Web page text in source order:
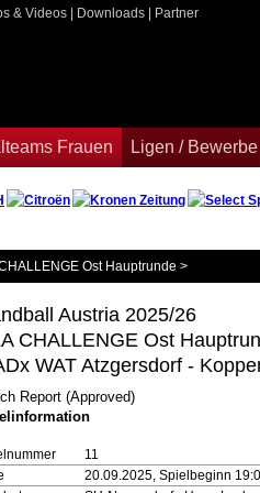
Frauen Ligen / Bewerbe
& Videos Downloads Partner
Ost Hauptrunde >
Austria 2025/26
CHALLENGE Ost
WAT Atzgersdorf -
Report (Approved)
11
20.09.2025, Spielbeginn